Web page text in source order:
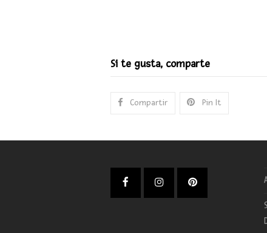
Si te gusta, comparte
Compartir Pin It
FacebookInstagramPinterest